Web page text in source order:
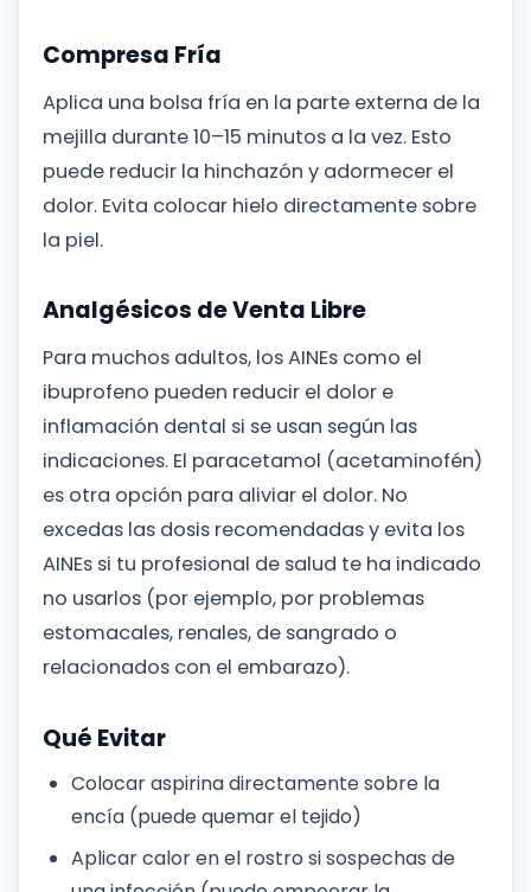
Compresa Fría
Aplica una bolsa fría en la parte externa de la
mejilla durante 10–15 minutos a la vez. Esto
puede reducir la hinchazón y adormecer el
dolor. Evita colocar hielo directamente sobre
la piel.
Analgésicos de Venta Libre
Para muchos adultos, los AINEs como el
ibuprofeno pueden reducir el dolor e
inflamación dental si se usan según las
indicaciones. El paracetamol (acetaminofén)
es otra opción para aliviar el dolor. No
excedas las dosis recomendadas y evita los
AINEs si tu profesional de salud te ha indicado
no usarlos (por ejemplo, por problemas
estomacales, renales, de sangrado o
relacionados con el embarazo).
Qué Evitar
Colocar aspirina directamente sobre la
encía (puede quemar el tejido)
Aplicar calor en el rostro si sospechas de